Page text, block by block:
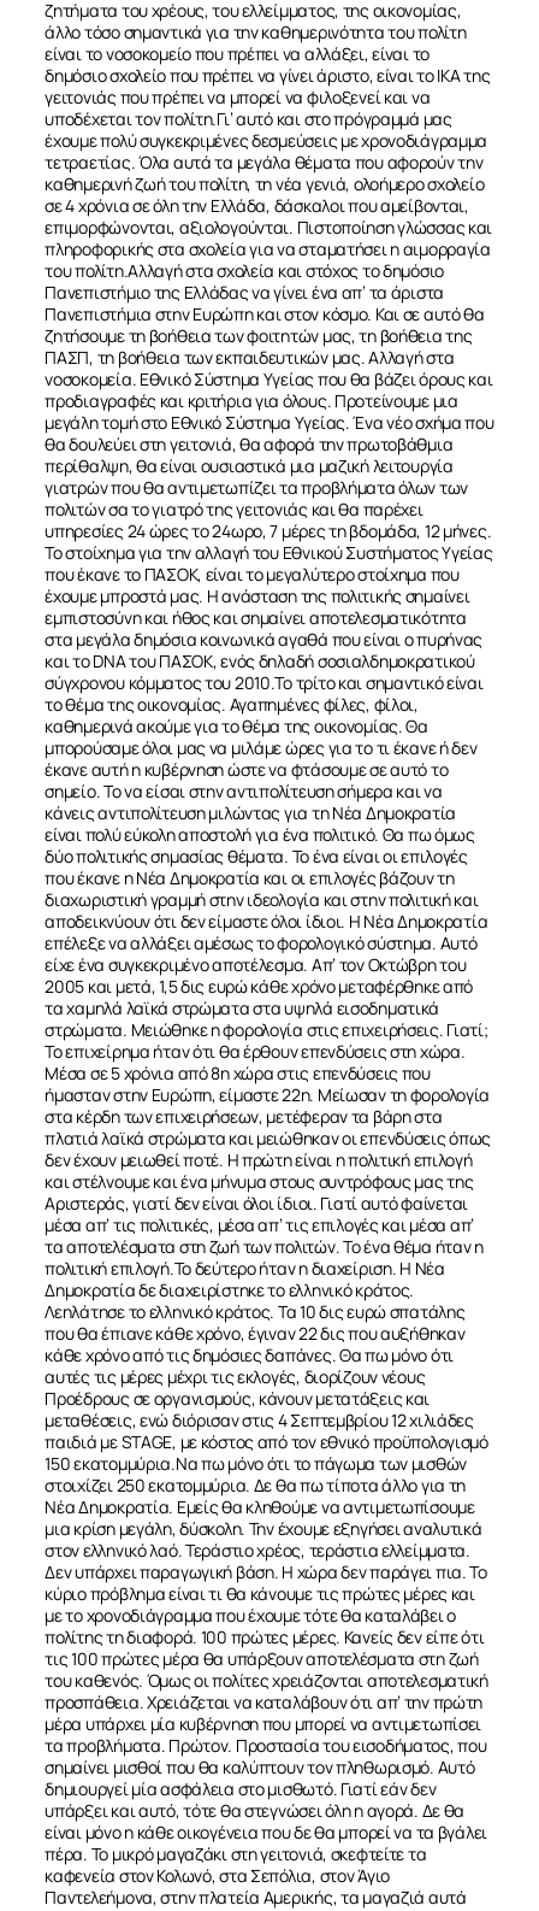
ΣΧΕΤΙΚΑ